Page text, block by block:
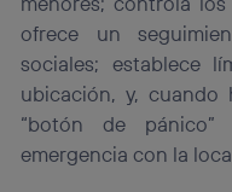
ofrece un
sociales; establece
ubicación, y, cuando
“botón de
emergencia con la